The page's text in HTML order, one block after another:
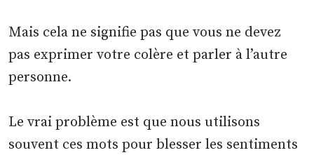
Mais cela ne signifie pas que vous ne devez
pas exprimer votre colère et parler à l’autre
personne.
Le vrai problème est que nous utilisons
souvent ces mots pour blesser les sentiments